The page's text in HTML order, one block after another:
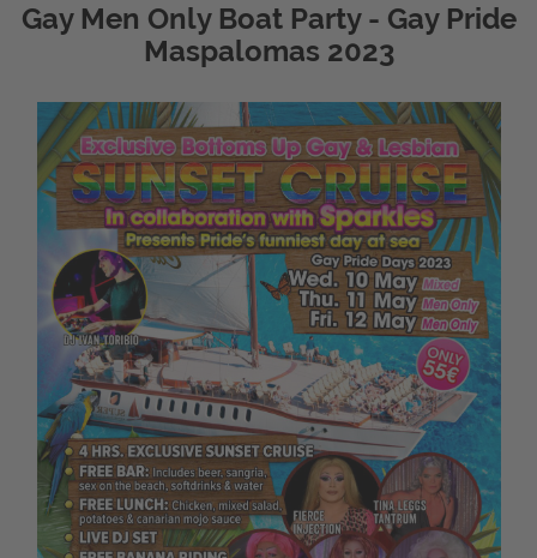
Gay Men Only Boat Party - Gay Pride
Maspalomas 2023